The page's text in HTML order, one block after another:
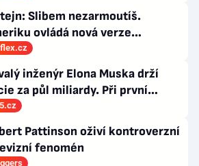
Slibem nezarmoutíš.
ovládá nová verze
která chce měnit
pořádky
inženýr Elona Muska drží
za půl miliardy. Při první
je pošle do světa
Pattinson oživí kontroverzní
fenomén